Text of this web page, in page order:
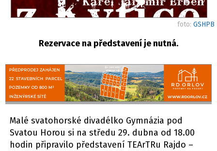
foto: GSHPB
Rezervace na představení je nutná.
Malé svatohorské divadélko Gymnázia pod
Svatou Horou si na středu 29. dubna od 18.00
hodin připravilo představení TEArTRu Rajdo –